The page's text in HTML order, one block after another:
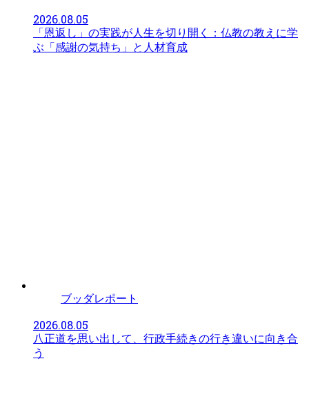
2026.08.05
「恩返し」の実践が人生を切り開く：仏教の教えに学
ぶ「感謝の気持ち」と人材育成
ブッダレポート
2026.08.05
八正道を思い出して、行政手続きの行き違いに向き合
う